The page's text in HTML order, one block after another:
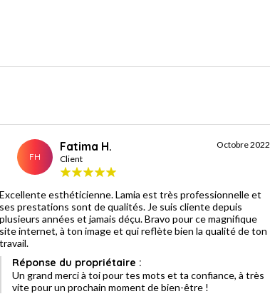
FH
Fatima H.
Client
Octobre 2022
Excellente esthéticienne. Lamia est très professionnelle et
ses prestations sont de qualités. Je suis cliente depuis
plusieurs années et jamais déçu. Bravo pour ce magnifique
site internet, à ton image et qui reflète bien la qualité de ton
travail.
Réponse du propriétaire :
Un grand merci à toi pour tes mots et ta confiance, à très
vite pour un prochain moment de bien-être !